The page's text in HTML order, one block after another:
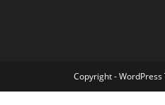
Copyright - WordPress